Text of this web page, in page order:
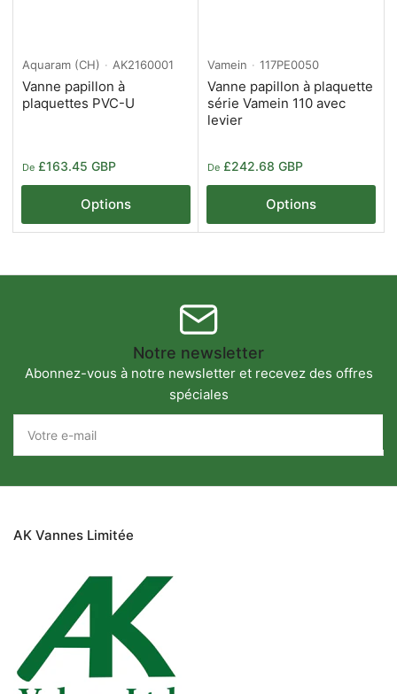
Aquaram (CH) AK2160001
Vanne papillon à
plaquettes PVC-U
Prix
De £163.45 GBP
Options
Vamein 117PE0050
Vanne papillon à plaquette
série Vamein 110 avec
levier
Prix
De £242.68 GBP
Options
Notre newsletter
Abonnez-vous à notre newsletter et recevez des offres
spéciales
mail
AK Vannes Limitée